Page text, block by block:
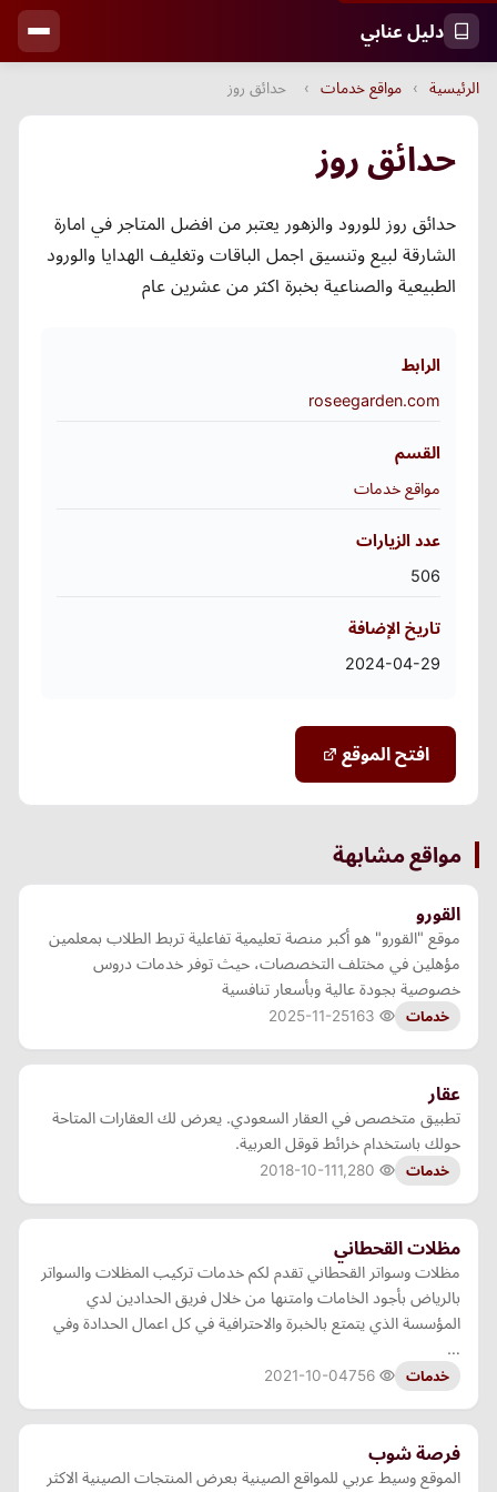
دليل عنابي
الرئيسية › مواقع خدمات › حدائق روز
حدائق روز
حدائق روز للورود والزهور يعتبر من افضل المتاجر في امارة
الشارقة لبيع وتنسيق اجمل الباقات وتغليف الهدايا والورود
الطبيعية والصناعية بخبرة اكثر من عشرين عام
الرابط
roseegarden.com
القسم
مواقع خدمات
عدد الزيارات
506
تاريخ الإضافة
2024-04-29
افتح الموقع
مواقع مشابهة
القورو
موقع "القورو" هو أكبر منصة تعليمية تفاعلية تربط الطلاب بمعلمين
مؤهلين في مختلف التخصصات، حيث توفر خدمات دروس
خصوصية بجودة عالية وبأسعار تنافسية
خدمات 2025-11-25
عقار
تطبيق متخصص في العقار السعودي. يعرض لك العقارات المتاحة
حولك باستخدام خرائط قوقل العربية.
خدمات 2018-10-11
مظلات القحطاني
مظلات وسواتر القحطاني تقدم لكم خدمات تركيب المظلات والسواتر
بالرياض بأجود الخامات وامتنها من خلال فريق الحدادين لدي
المؤسسة الذي يتمتع بالخبرة والاحترافية في كل اعمال الحدادة وفي
…
خدمات 2021-10-04
فرصة شوب
الموقع وسيط عربي للمواقع الصينية بعرض المنتجات الصينية الاكثر